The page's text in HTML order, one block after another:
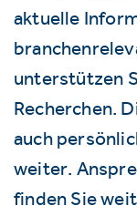
aktuelle
unterstützen
Recherchen.
auch
weiter.
finden Sie